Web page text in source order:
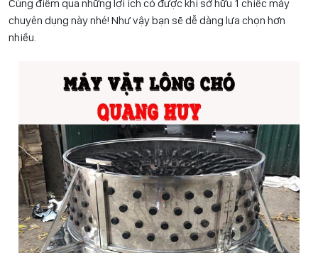
Cùng điểm qua những lợi ích có được khi sở hữu 1 chiếc máy
chuyên dụng này nhé! Như vậy bạn sẽ dễ dàng lựa chọn hơn
nhiều.